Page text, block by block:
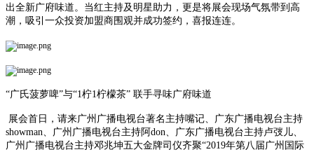
出全新广府味道。当红主持及明星助力，更是将展会现场气氛带到高
潮，吸引一众投资加盟商围观并成功签约，喜报连连。
“广氏菠萝啤”与“1柠1柠檬茶” 联手寻味广府味道
展会首日，请来广州广播电视台著名主持嘴记、广东广播电视台主持
showman、广州广播电视台主持阿don、广东广播电视台主持卢弢儿、
广州广播电视台主持邓兆坤五大金牌司仪齐聚“2019年第八届广州国际